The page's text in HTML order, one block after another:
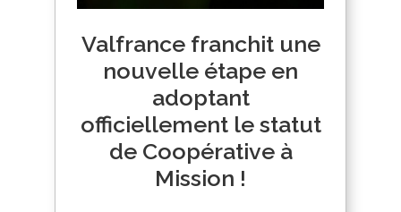
Valfrance franchit une
nouvelle étape en
adoptant
officiellement le statut
de Coopérative à
Mission !